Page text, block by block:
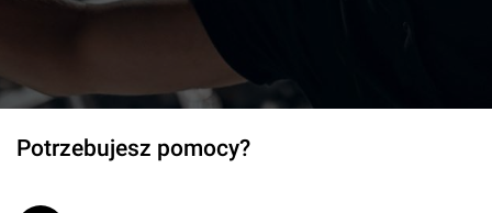
Potrzebujesz pomocy?